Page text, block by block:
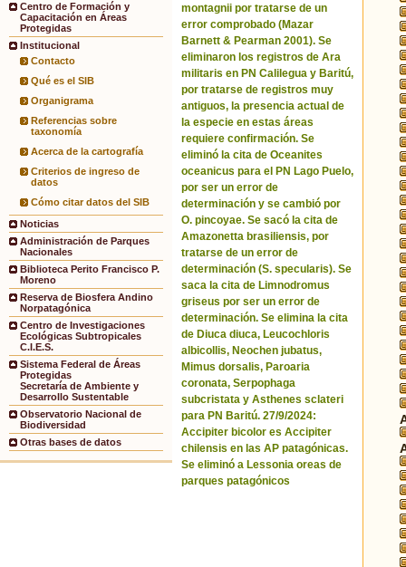
Centro de Formación y
Capacitación en Áreas
Protegidas
Institucional
Contacto
Qué es el SIB
Organigrama
Referencias sobre
taxonomía
Acerca de la cartografía
Criterios de ingreso de
datos
Cómo citar datos del SIB
Noticias
Administración de Parques
Nacionales
Biblioteca Perito Francisco P.
Moreno
Reserva de Biosfera Andino
Norpatagónica
Centro de Investigaciones
Ecológicas Subtropicales
C.I.E.S.
Sistema Federal de Áreas
Protegidas
Secretaría de Ambiente y
Desarrollo Sustentable
Observatorio Nacional de
Biodiversidad
Otras bases de datos
montagnii por tratarse de un
error comprobado (Mazar
Barnett & Pearman 2001). Se
eliminaron los registros de Ara
militaris en PN Calilegua y Baritú,
por tratarse de registros muy
antiguos, la presencia actual de
la especie en estas áreas
requiere confirmación. Se
eliminó la cita de Oceanites
oceanicus para el PN Lago Puelo,
por ser un error de
determinación y se cambió por
O. pincoyae. Se sacó la cita de
Amazonetta brasiliensis, por
tratarse de un error de
determinación (S. specularis). Se
saca la cita de Limnodromus
griseus por ser un error de
determinación. Se elimina la cita
de Diuca diuca, Leucochloris
albicollis, Neochen jubatus,
Mimus dorsalis, Paroaria
coronata, Serpophaga
subcristata y Asthenes sclateri
para PN Baritú. 27/9/2024:
Accipiter bicolor es Accipiter
chilensis en las AP patagónicas.
Se eliminó a Lessonia oreas de
parques patagónicos